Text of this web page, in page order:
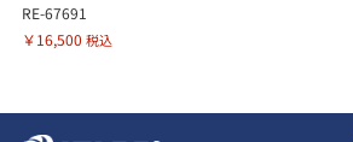
RE-67691
￥16,500 税込